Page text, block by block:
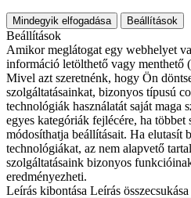
Mindegyik elfogadása Beállítások
Beállítások
Amikor meglátogat egy webhelyet
információ letölthető vagy menthető
Mivel azt szeretnénk, hogy Ön
szolgáltatásainkat, bizonyos típusú
technológiák használatát saját maga
egyes kategóriák fejlécére, ha többet
módosíthatja beállításait. Ha elutasít
technológiákat, az nem alapvető
szolgáltatásaink bizonyos
eredményezheti.
Leírás kibontása Leírás összecsukása